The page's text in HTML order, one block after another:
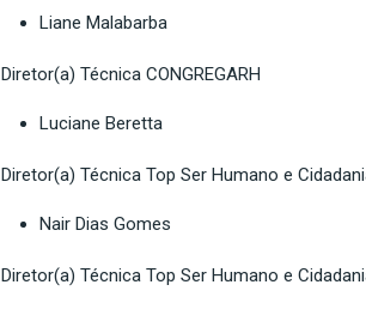
Liane Malabarba
Diretor(a) Técnica CONGREGARH
Luciane Beretta
Diretor(a) Técnica Top Ser Humano e
Nair Dias Gomes
Diretor(a) Técnica Top Ser Humano e